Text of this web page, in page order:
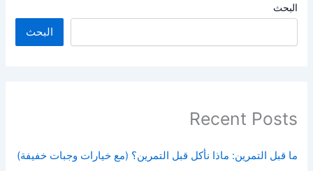
البحث
البحث
Recent Posts
ما قبل التمرين: ماذا نأكل قبل التمرين؟ (مع خيارات وجبات خفيفة)